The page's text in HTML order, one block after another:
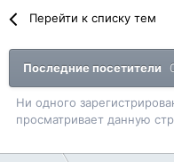
Перейти к списку тем
Последние посетители
Ни одного
просматривает данную